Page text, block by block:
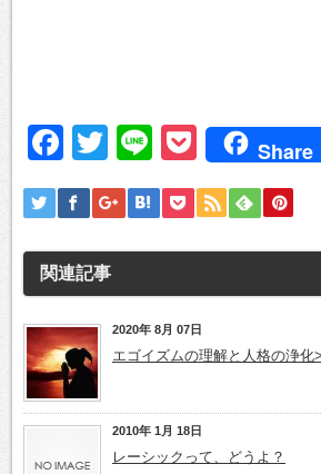
Facebook
Twitter
LinePocket
Share
関連記事
2020年 8月 07日
エゴイズムの理解と人格の浄化
2010年 1月 18日
レーシックって、どうよ？